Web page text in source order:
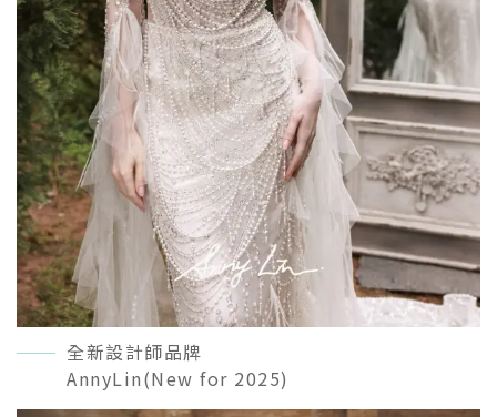
READ MORE＋
全新設計師品牌
AnnyLin(New for 2025)